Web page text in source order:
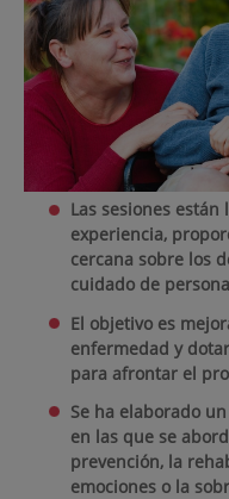
Las sesiones
experiencia,
cercana sobre los
cuidado de
El objetivo es
enfermedad y
para afrontar el
Se ha elaborado
en las que se
prevención, la
emociones o la